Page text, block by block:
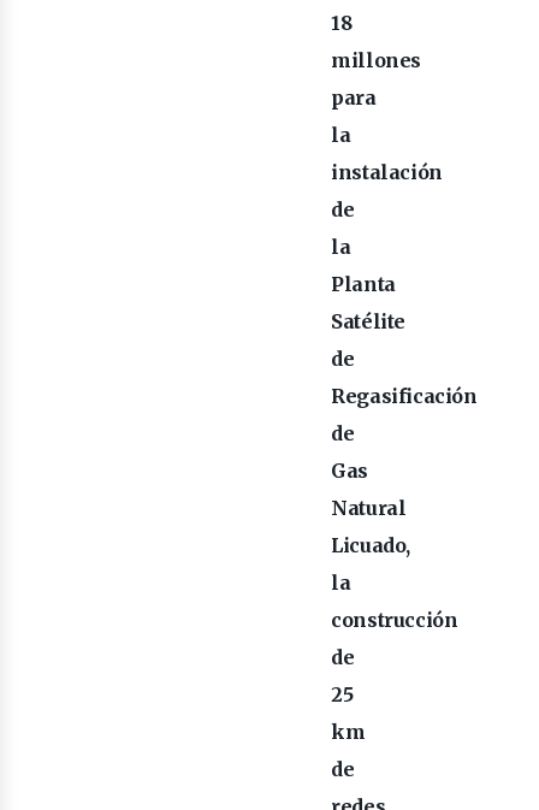
18
millones
para
la
instalación
de
la
Planta
Satélite
de
Regasificación
de
Gas
Natural
Licuado,
la
construcción
de
25
km
de